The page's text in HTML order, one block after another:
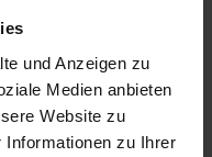
und Anzeigen zu
Medien anbieten
Website zu
Informationen zu Ihrer
der die
erlaubt ist